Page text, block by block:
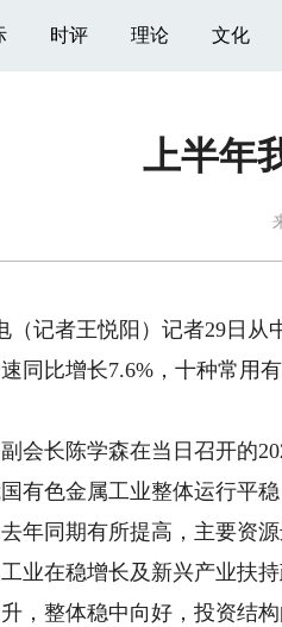
时评 理论 文化
上半年
记者王悦阳）记者29日从
同比增长7.6%，十种常用
长陈学森在当日召开的
有色金属工业整体运行平
年同期有所提高，主要资源
在稳增长及新兴产业扶持
，整体稳中向好，投资结